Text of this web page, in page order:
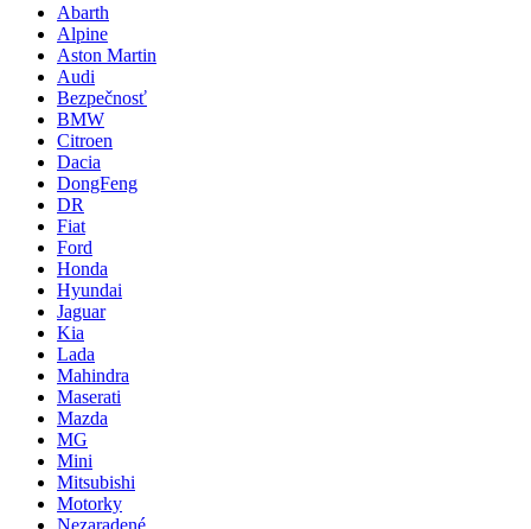
Abarth
Alpine
Aston Martin
Audi
Bezpečnosť
BMW
Citroen
Dacia
DongFeng
DR
Fiat
Ford
Honda
Hyundai
Jaguar
Kia
Lada
Mahindra
Maserati
Mazda
MG
Mini
Mitsubishi
Motorky
Nezaradené